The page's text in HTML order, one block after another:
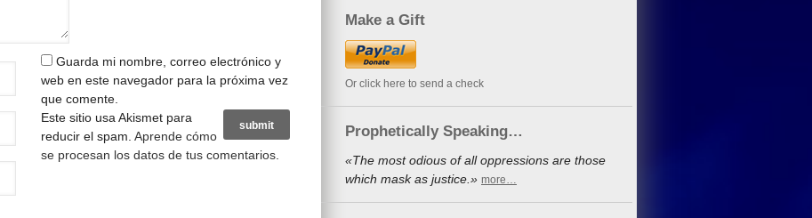
Guarda mi nombre, correo electrónico y
web en este navegador para la próxima vez
que comente.
Este sitio usa Akismet para
reducir el spam. Aprende cómo
se procesan los datos de tus comentarios
Make a Gift
Or click here to send a check
Prophetically Speaking…
«The most odious of all oppressions are those
which mask as justice.» more…